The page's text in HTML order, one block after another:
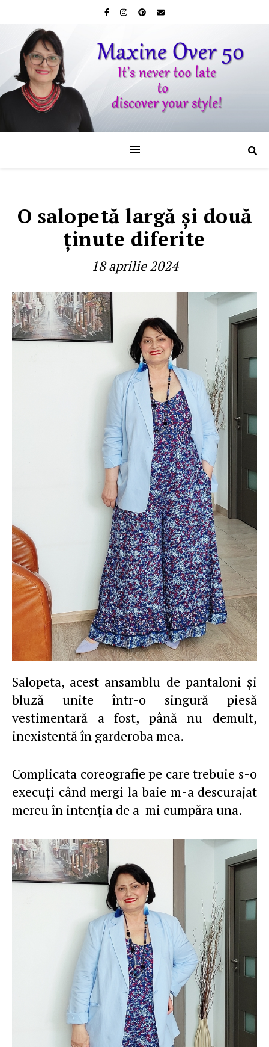
O salopetă largă şi două
ţinute diferite
18 aprilie 2024
Salopeta, acest ansamblu de pantaloni şi
bluză unite într-o singură piesă
vestimentară a fost, până nu demult,
inexistentă în garderoba mea.
Complicata coreografie pe care trebuie s-o
execuţi când mergi la baie m-a descurajat
mereu în intenţia de a-mi cumpăra una.